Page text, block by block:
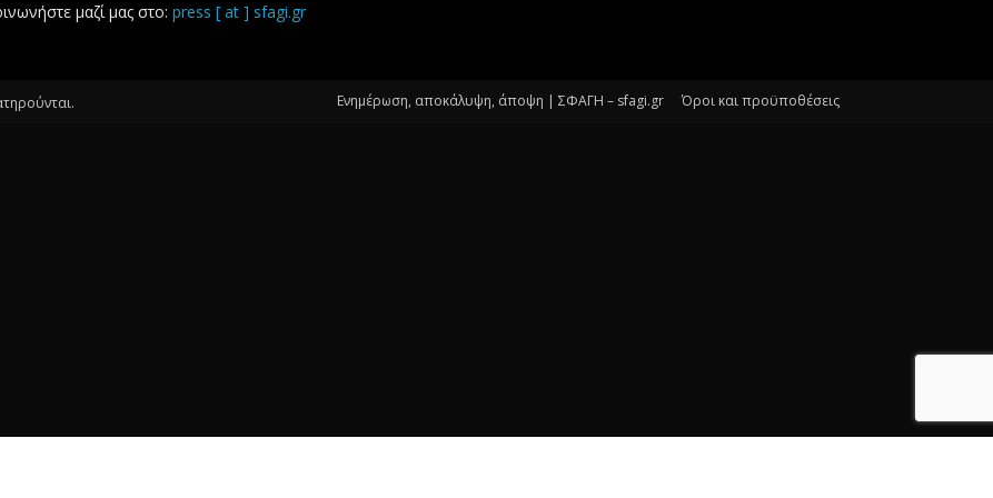
μαζί μας στο: press [ at ] sfagi.gr
Ενημέρωση, αποκάλυψη, άποψη | ΣΦΑΓΗ – sfagi.gr Όροι και προϋποθέσεις